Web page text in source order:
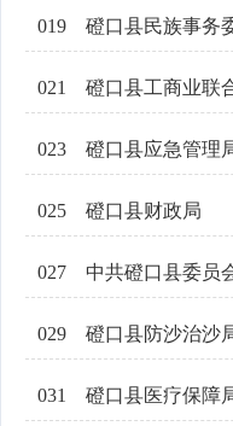
019 磴口县民族事务
021 磴口县工商业联
023 磴口县应急管理
025 磴口县财政局
027 中共磴口县委员
029 磴口县防沙治沙
031 磴口县医疗保障